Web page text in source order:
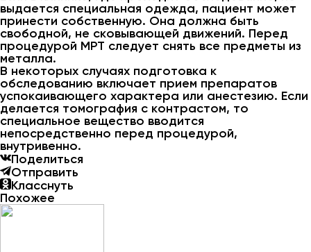
выдается специальная одежда, пациент может
принести собственную. Она должна быть
свободной, не сковывающей движений. Перед
процедурой МРТ следует снять все предметы из
металла.
В некоторых случаях подготовка к
обследованию включает прием препаратов
успокаивающего характера или анестезию. Если
делается томография с контрастом, то
специальное вещество вводится
непосредственно перед процедурой,
внутривенно.
Поделиться
Отправить
Класснуть
Похожее